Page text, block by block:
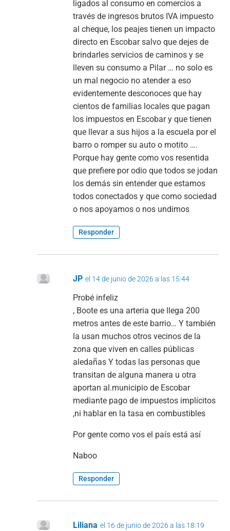
ligados al consumo en comercios a
través de ingresos brutos IVA impuesto
al cheque, los peajes tienen un impacto
directo en Escobar salvo que dejes de
brindarles servicios de caminos y se
lleven su consumo a Pilar … no solo es
un mal negocio no atender a eso
evidentemente desconoces que hay
cientos de familias locales que pagan
los impuestos en Escobar y que tienen
que llevar a sus hijos a la escuela por el
barro o romper su auto o motito ….
Porque hay gente como vos resentida
que prefiere por odio que todos se jodan
los demás sin entender que estamos
todos conectados y que como sociedad
o nos apoyamos o nos undimos
Responder
JP el 14 de junio de 2026 a las 15:44
Probé infeliz
, Boote es una arteria que llega 200
metros antes de este barrio… Y también
la usan muchos otros vecinos de la
zona que viven en calles públicas
aledañas Y todas las personas que
transitan de alguna manera u otra
aportan al.municipio de Escobar
mediante pago de impuestos implícitos
,ni hablar en la tasa en combustibles
Por gente como vos el país está así
Naboo
Responder
Liliana el 16 de junio de 2026 a las 18:19